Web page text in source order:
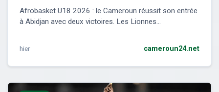
Afrobasket U18 2026 : le Cameroun réussit son entrée
à Abidjan avec deux victoires. Les Lionnes...
hier cameroun24.net